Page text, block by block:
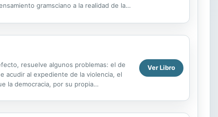
gramsciano a la realidad de las
resuelve algunos problemas: el de
acudir al expediente de la violencia, el
la democracia, por su propia
Ver Libro